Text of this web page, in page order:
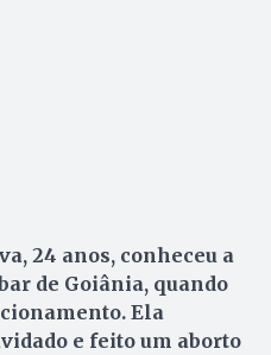
24 anos, conheceu a
de Goiânia, quando
Ela
e feito um aborto